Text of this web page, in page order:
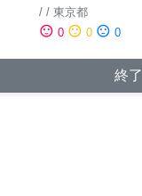
/ / 東京都
sentiment_satisfied 0 sentiment_neutral 0 sentiment_dissatisfied 0
終了